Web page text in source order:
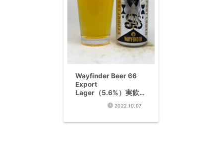
Wayfinder Beer 66
Export
Lager（5.6%）実飲レ
2022.10.07